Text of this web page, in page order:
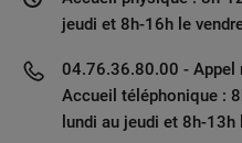
jeudi et 8h-16h le
04.76.36.80.00 - Appel
Accueil téléphonique :
lundi au jeudi et 8h-13h